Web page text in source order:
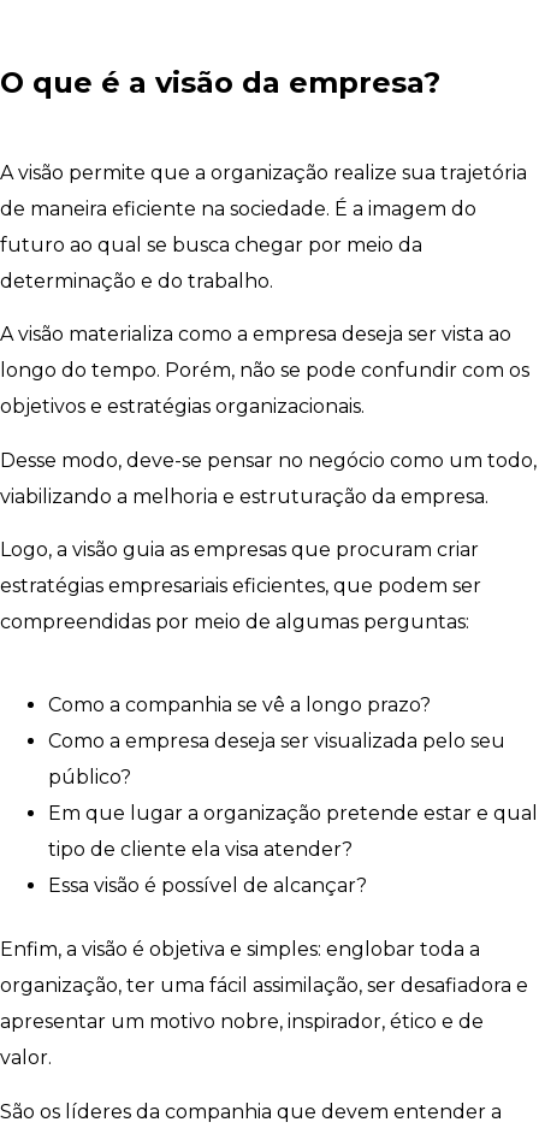
O que é a visão da empresa?
A visão permite que a organização realize sua trajetória
de maneira eficiente na sociedade. É a imagem do
futuro ao qual se busca chegar por meio da
determinação e do trabalho.
A visão materializa como a empresa deseja ser vista ao
longo do tempo. Porém, não se pode confundir com os
objetivos e estratégias organizacionais.
Desse modo, deve-se pensar no negócio como um todo,
viabilizando a melhoria e estruturação da empresa.
Logo, a visão guia as empresas que procuram criar
estratégias empresariais eficientes, que podem ser
compreendidas por meio de algumas perguntas:
Como a companhia se vê a longo prazo?
Como a empresa deseja ser visualizada pelo seu
público?
Em que lugar a organização pretende estar e qual
tipo de cliente ela visa atender?
Essa visão é possível de alcançar?
Enfim, a visão é objetiva e simples: englobar toda a
organização, ter uma fácil assimilação, ser desafiadora e
apresentar um motivo nobre, inspirador, ético e de
valor.
São os líderes da companhia que devem entender a